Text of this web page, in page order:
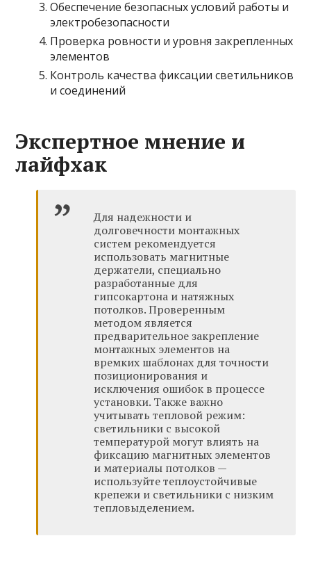
Обеспечение безопасных условий работы и
электробезопасности
Проверка ровности и уровня закрепленных
элементов
Контроль качества фиксации светильников
и соединений
Экспертное мнение и
лайфхак
Для надежности и
долговечности монтажных
систем рекомендуется
использовать магнитные
держатели, специально
разработанные для
гипсокартона и натяжных
потолков. Проверенным
методом является
предварительное закрепление
монтажных элементов на
времких шаблонах для точности
позиционирования и
исключения ошибок в процессе
установки. Также важно
учитывать тепловой режим:
светильники с высокой
температурой могут влиять на
фиксацию магнитных элементов
и материалы потолков —
используйте теплоустойчивые
крепежи и светильники с низким
тепловыделением.